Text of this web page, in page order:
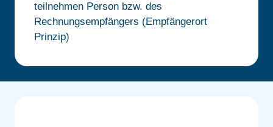
teilnehmen Person bzw. des
Rechnungsempfängers (Empfängerort
Prinzip)